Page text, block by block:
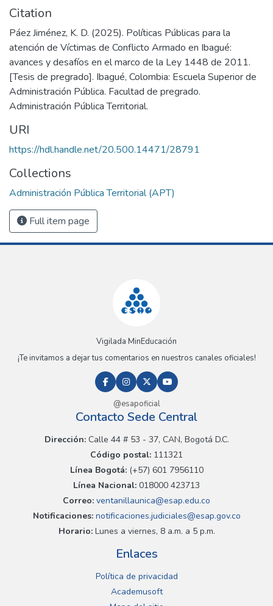
Citation
Páez Jiménez, K. D. (2025). Políticas Públicas para la
atención de Víctimas de Conflicto Armado en Ibagué:
avances y desafíos en el marco de la Ley 1448 de 2011.
[Tesis de pregrado]. Ibagué, Colombia: Escuela Superior de
Administración Pública. Facultad de pregrado.
Administración Pública Territorial.
URI
https://hdl.handle.net/20.500.14471/28791
Collections
Administración Pública Territorial (APT)
Full item page
Vigilada MinEducación
¡Te invitamos a dejar tus comentarios en nuestros canales oficiales!
@esapoficial
Contacto Sede Central
Dirección:Calle 44 # 53 - 37, CAN, Bogotá D.C.
Código postal: 111321
Línea Bogotá:(+57) 601 7956110
Línea Nacional: 018000 423713
Correo: ventanillaunica@esap.edu.co
Notificaciones:notificaciones.judiciales@esap.gov.co
Horario:Lunes a viernes, 8 a.m. a 5 p.m.
Enlaces
Política de privacidad
Academusoft